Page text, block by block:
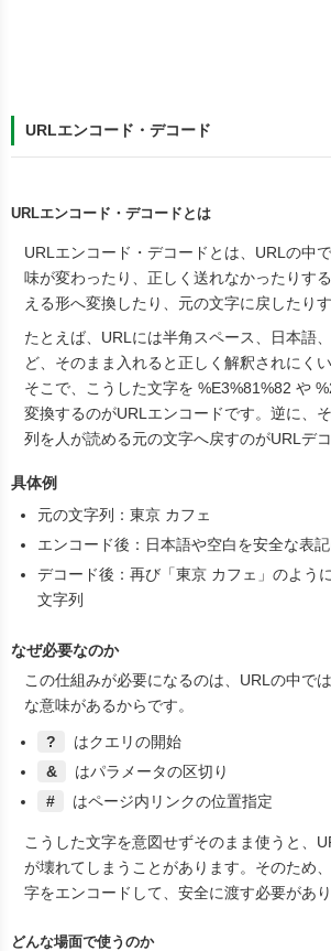
URLエンコード・デコード
URLエンコード・デコードとは
URLエンコード・デコードとは、URLの中
味が変わったり、正しく送れなかったりす
える形へ変換したり、元の文字に戻したり
たとえば、URLには半角スペース、日本語
ど、そのまま入れると正しく解釈されにく
そこで、こうした文字を %E3%81%82 や
変換するのがURLエンコードです。逆に、
列を人が読める元の文字へ戻すのがURLデコ
具体例
元の文字列：東京 カフェ
エンコード後：日本語や空白を安全な表
デコード後：再び「東京 カフェ」のよう
文字列
なぜ必要なのか
この仕組みが必要になるのは、URLの中で
な意味があるからです。
?
はクエリの開始
&
はパラメータの区切り
#
はページ内リンクの位置指定
こうした文字を意図せずそのまま使うと、
が壊れてしまうことがあります。そのため
字をエンコードして、安全に渡す必要があり
どんな場面で使うのか